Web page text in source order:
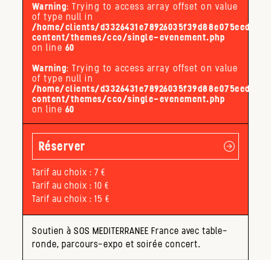
Warning: Trying to access array offset on value
of type null in
/home/clients/
content/themes/cco/single-evenement.php
on line 60
Warning: Trying to access array offset on value
of type null in
/home/clients/
content/themes/cco/single-evenement.php
on line 60
Réserver
Tarif au choix : 7 €
Tarif au choix : 10 €
Tarif au choix : 15 €
Soutien à SOS MEDITERRANEE France avec table-
ronde, parcours-expo et soirée concert.